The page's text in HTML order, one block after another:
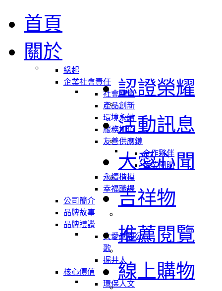
首頁
關於
緣起
企業社會責任
社會關懷
產品創新
環境永續
服務加值
友善供應鏈
合作夥伴
企業團購
永續楷模
幸福職場
公司簡介
品牌故事
品牌禮讚
大愛感恩公司
歌
掘井人
核心價值
環保人文
認證榮耀
活動訊息
大愛心聞
吉祥物
推薦閱覽
線上購物